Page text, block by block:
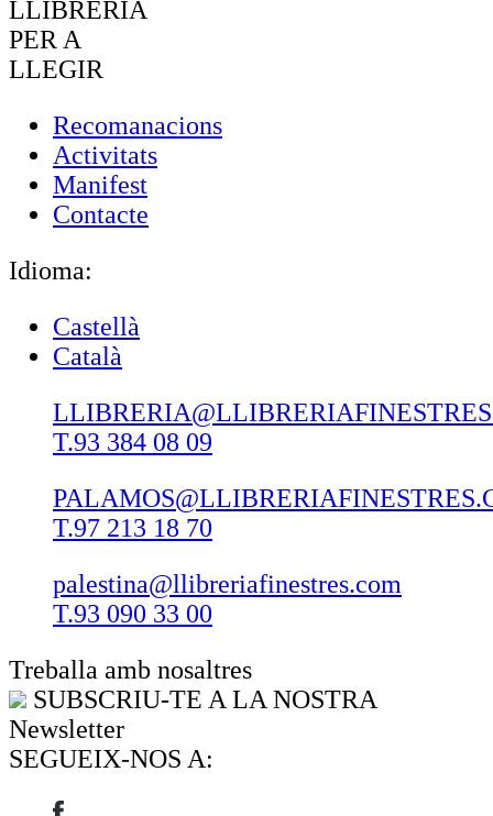
LLIBRERIA
PER A
LLEGIR
Recomanacions
Activitats
Manifest
Contacte
Idioma:
Castellà
Català
T.93 384 08 09
T.97 213 18 70
palestina@llibreriafinestres.com
T.93 090 33 00
Treballa amb nosaltres
SUBSCRIU-TE A LA NOSTRA
Newsletter
SEGUEIX-NOS A: